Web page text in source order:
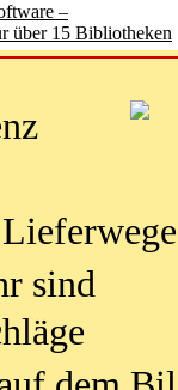
–
über 15 Bibliotheken
sind